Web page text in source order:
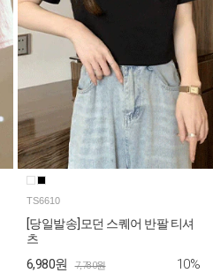
TS6610
[당일발송]모던 스퀘어 반팔 티셔
츠
6,980원 7,780원 10%